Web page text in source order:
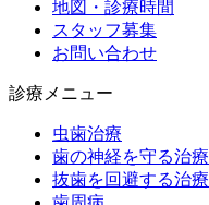
地図・診療時間
スタッフ募集
お問い合わせ
診療メニュー
虫歯治療
歯の神経を守る治療
抜歯を回避する治療